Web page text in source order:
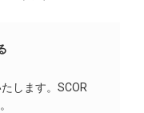
します。SCOR